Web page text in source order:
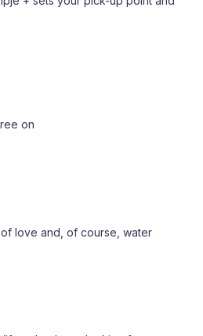
on
of love and, of course, water